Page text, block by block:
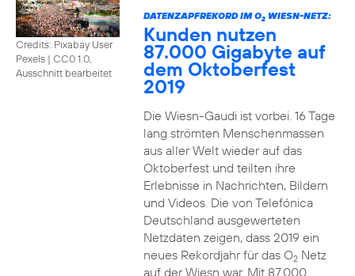
Credits: Pixabay User
Pexels | CC0 1.0,
Ausschnitt bearbeitet
DATENZAPFREKORD IM O2WIESN-NETZ:
Kunden nutzen
87.000 Gigabyte auf
dem Oktoberfest
2019
Die Wiesn-Gaudi ist vorbei. 16 Tage
lang strömten Menschenmassen
aus aller Welt wieder auf das
Oktoberfest und teilten ihre
Erlebnisse in Nachrichten, Bildern
und Videos. Die von Telefónica
Deutschland ausgewerteten
Netzdaten zeigen, dass 2019 ein
neues Rekordjahr für das O2Netz
auf der Wiesn war. Mit 87.000